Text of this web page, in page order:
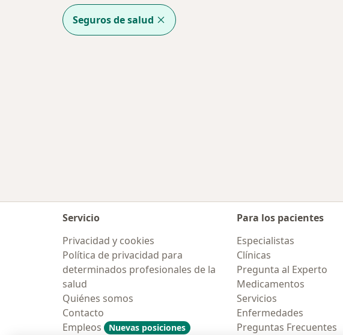
Seguros de salud
Servicio
Privacidad y cookies
Política de privacidad para
determinados profesionales de la
salud
Quiénes somos
Contacto
Empleos
Nuevas posiciones
Para los pacientes
Especialistas
Clínicas
Pregunta al Experto
Medicamentos
Servicios
Enfermedades
Preguntas Frecuentes